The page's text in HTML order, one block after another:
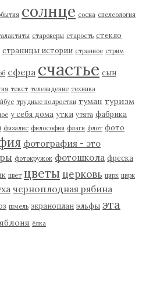
солнце сосна спелеология
староверы старость стекло
страницы истории странное стрим
сфера счастье сын
текст телевидение техника
трудные подростки туман туризм
у себя дома утки утята фабрика
физалис философия флаги флот фото
фотография - это
фотокружок фотошкола фреска
цвет цветы церковь цирк цирк
черноплодная рябина
шмель экраноплан эльфы эта
яблоня ёлка